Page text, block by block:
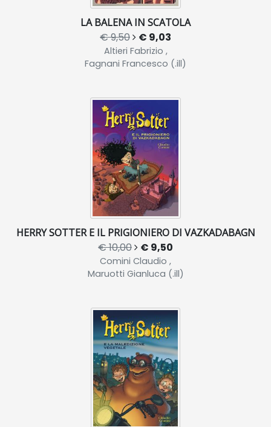
LA BALENA IN SCATOLA
€ 9,50 € 9,03
Altieri Fabrizio ,
Fagnani Francesco (.ill)
HERRY SOTTER E IL PRIGIONIERO DI VAZKADABAGN
€ 10,00 € 9,50
Comini Claudio ,
Maruotti Gianluca (.ill)